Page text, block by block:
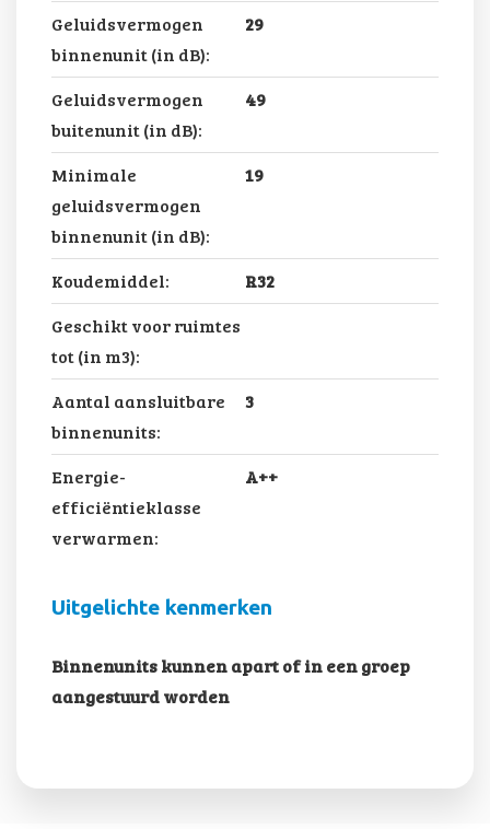
Geluidsvermogen
binnenunit (in dB):
29
Geluidsvermogen
buitenunit (in dB):
49
Minimale
geluidsvermogen
binnenunit (in dB):
19
Koudemiddel:
R32
Geschikt voor ruimtes
tot (in m3):
Aantal aansluitbare
binnenunits:
3
Energie-
efficiëntieklasse
verwarmen:
A++
Uitgelichte kenmerken
Binnenunits kunnen apart of in een groep
aangestuurd worden